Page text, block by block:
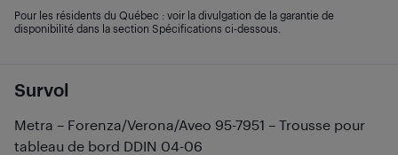
Survol
Metra – Forenza/Verona/Aveo 95-7951 – Trousse pour
tableau de bord DDIN 04-06
Pour les résidents du Québec : voir la divulgation de la garantie de
disponibilité dans la section Spécifications ci-dessous.